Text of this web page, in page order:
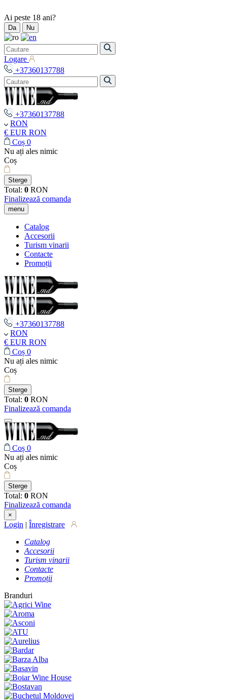
Ai peste 18 ani?
Da Nu
Logare
+37360137788
+37360137788
RON
€ EUR RON
Coș 0
Nu ați ales nimic
Coș
Sterge
Total: 0 RON
Finalizează comanda
menu
Catalog
Accesorii
Turism vinarii
Contacte
Promoții
+37360137788
RON
€ EUR RON
Coș 0
Nu ați ales nimic
Coș
Sterge
Total: 0 RON
Finalizează comanda
Coș 0
Nu ați ales nimic
Coș
Sterge
Total: 0 RON
Finalizează comanda
×
Login | Înregistrare
Catalog
Accesorii
Turism vinarii
Contacte
Promoții
Branduri